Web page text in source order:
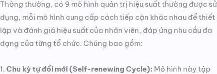
Thông thường, có 9 mô hình quản trị hiệu suất thường được sử
dụng, mỗi mô hình cung cấp cách tiếp cận khác nhau để thiết
lập và đánh giá hiệu suất của nhân viên, đáp ứng nhu cầu đa
dạng của từng tổ chức. Chúng bao gồm:
1. Chu kỳ tự đổi mới (Self-renewing Cycle): Mô hình này tập